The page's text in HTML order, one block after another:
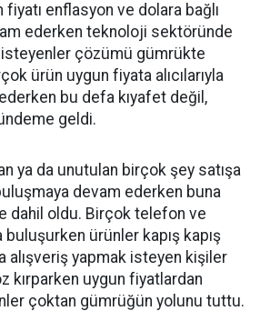
enflasyon ve dolara bağlı
ederken teknoloji sektöründe
çözümü gümrükte
ürün uygun fiyata alıcılarıyla
bu defa kıyafet değil,
geldi.
ya da unutulan birçok şey satışa
buluşmaya devam ederken buna
dahil oldu. Birçok telefon ve
buluşurken ürünler kapış kapış
alışveriş yapmak isteyen kişiler
kırparken uygun fiyatlardan
çoktan gümrüğün yolunu tuttu.